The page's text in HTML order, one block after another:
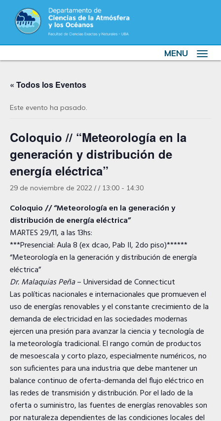
Toggle
MENU
« Todos los Eventos
Este evento ha pasado.
Coloquio // “Meteorología en la
generación y distribución de
energía eléctrica”
29 de noviembre de 2022 / / 13:00 - 14:30
Coloquio // “Meteorología en la generación y
distribución de energía eléctrica”
MARTES 29/11, a las 13hs:
***Presencial: Aula 8 (ex dcao, Pab II, 2do piso)******
“Meteorología en la generación y distribución de energía
eléctrica”
Dr. Malaquias Peña– Universidad de Connecticut
Las políticas nacionales e internacionales que promueven el
uso de energías renovables y el constante crecimiento de la
demanda de electricidad en las sociedades modernas
ejercen una presión para avanzar la ciencia y tecnología de
la meteorología tradicional. El rango común de productos
de mesoescala y corto plazo, especialmente numéricos, no
son suficientes para una industria que debe mantener un
balance continuo de oferta-demanda del flujo eléctrico en
las redes de transmisión y distribución. Por el lado de la
oferta o suministro, las fuentes de energías renovables son
por naturaleza dependientes de las condiciones locales del